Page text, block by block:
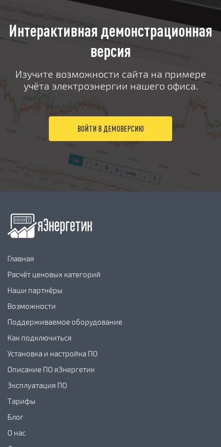
Интерактивная демонстрационная
версия
Изучите возможности сайта на примере
учёта электроэнергии нашего офиса.
ВОЙТИ В ДЕМОВЕРСИЮ
Главная
Расчёт ценовых категорий
Наши партнёры
Возможности
Поддерживаемое оборудование
Как подключиться
Установка и настройка ПО
Описание ПО яЭнергетик
Эксплуатация ПО
Тарифы
Блог
О нас